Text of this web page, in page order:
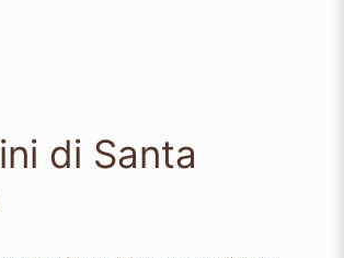
di Santa